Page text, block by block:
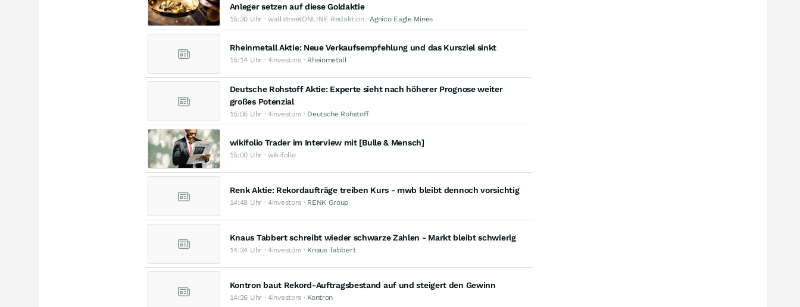
Anleger setzen auf diese Goldaktie
15:30 Uhr · wallstreetONLINE Redaktion · Agnico Eagle Mines
Rheinmetall Aktie: Neue Verkaufsempfehlung und das Kursziel sinkt
15:14 Uhr · 4investors · Rheinmetall
Deutsche Rohstoff Aktie: Experte sieht nach höherer Prognose weiter
großes Potenzial
15:05 Uhr · 4investors · Deutsche Rohstoff
wikifolio Trader im Interview mit [Bulle & Mensch]
15:00 Uhr · wikifolio
Renk Aktie: Rekordaufträge treiben Kurs - mwb bleibt dennoch vorsichtig
14:48 Uhr · 4investors · RENK Group
Knaus Tabbert schreibt wieder schwarze Zahlen - Markt bleibt schwierig
14:34 Uhr · 4investors · Knaus Tabbert
Kontron baut Rekord-Auftragsbestand auf und steigert den Gewinn
14:26 Uhr · 4investors · Kontron